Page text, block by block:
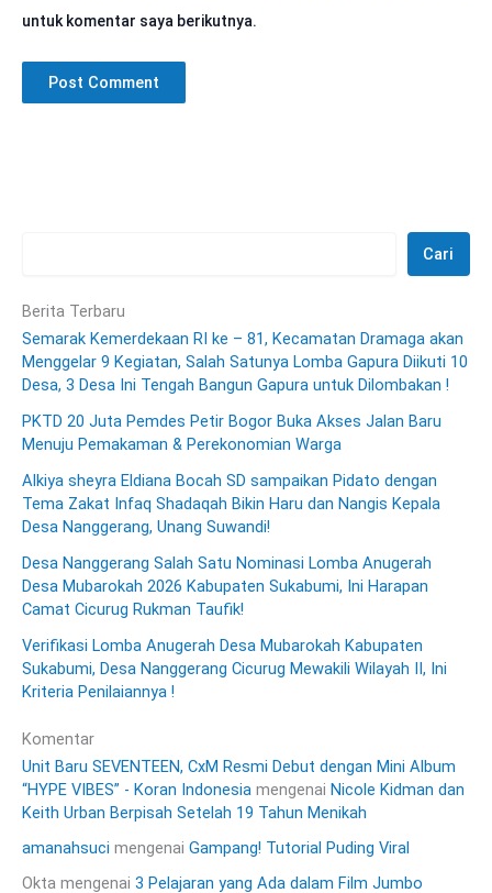
untuk komentar saya berikutnya.
Cari
Berita Terbaru
Semarak Kemerdekaan RI ke – 81, Kecamatan Dramaga akan
Menggelar 9 Kegiatan, Salah Satunya Lomba Gapura Diikuti 10
Desa, 3 Desa Ini Tengah Bangun Gapura untuk Dilombakan !
PKTD 20 Juta Pemdes Petir Bogor Buka Akses Jalan Baru
Menuju Pemakaman & Perekonomian Warga
Alkiya sheyra Eldiana Bocah SD sampaikan Pidato dengan
Tema Zakat Infaq Shadaqah Bikin Haru dan Nangis Kepala
Desa Nanggerang, Unang Suwandi!
Desa Nanggerang Salah Satu Nominasi Lomba Anugerah
Desa Mubarokah 2026 Kabupaten Sukabumi, Ini Harapan
Camat Cicurug Rukman Taufik!
Verifikasi Lomba Anugerah Desa Mubarokah Kabupaten
Sukabumi, Desa Nanggerang Cicurug Mewakili Wilayah II, Ini
Kriteria Penilaiannya !
Komentar
Unit Baru SEVENTEEN, CxM Resmi Debut dengan Mini Album
“HYPE VIBES” - Koran Indonesia mengenai Nicole Kidman dan
Keith Urban Berpisah Setelah 19 Tahun Menikah
amanahsuci mengenai Gampang! Tutorial Puding Viral
Okta mengenai 3 Pelajaran yang Ada dalam Film Jumbo